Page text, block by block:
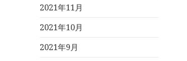
2021年11月
2021年10月
2021年9月